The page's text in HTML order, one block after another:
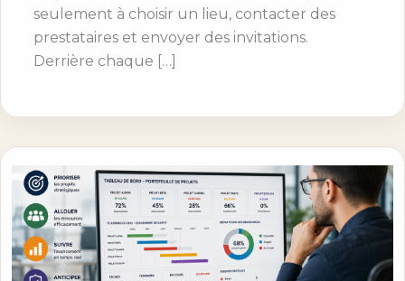
seulement à choisir un lieu, contacter des
prestataires et envoyer des invitations.
Derrière chaque […]